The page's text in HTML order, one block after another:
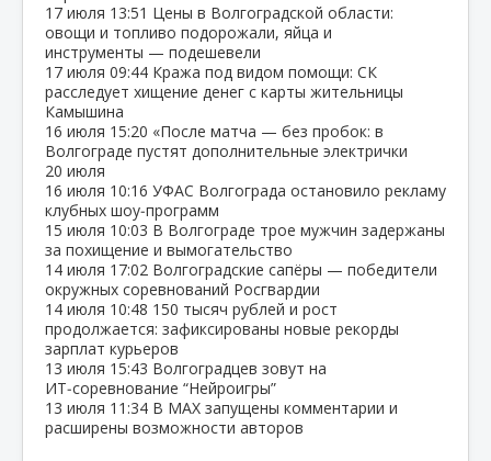
17 июля 13:51 Цены в Волгоградской области:
овощи и топливо подорожали, яйца и
инструменты — подешевели
17 июля 09:44 Кража под видом помощи: СК
расследует хищение денег с карты жительницы
Камышина
16 июля 15:20 «После матча — без пробок: в
Волгограде пустят дополнительные электрички
20 июля
16 июля 10:16 УФАС Волгограда остановило рекламу
клубных шоу‑программ
15 июля 10:03 В Волгограде трое мужчин задержаны
за похищение и вымогательство
14 июля 17:02 Волгоградские сапёры — победители
окружных соревнований Росгвардии
14 июля 10:48 150 тысяч рублей и рост
продолжается: зафиксированы новые рекорды
зарплат курьеров
13 июля 15:43 Волгоградцев зовут на
ИТ‑соревнование “Нейроигры”
13 июля 11:34 В МАХ запущены комментарии и
расширены возможности авторов